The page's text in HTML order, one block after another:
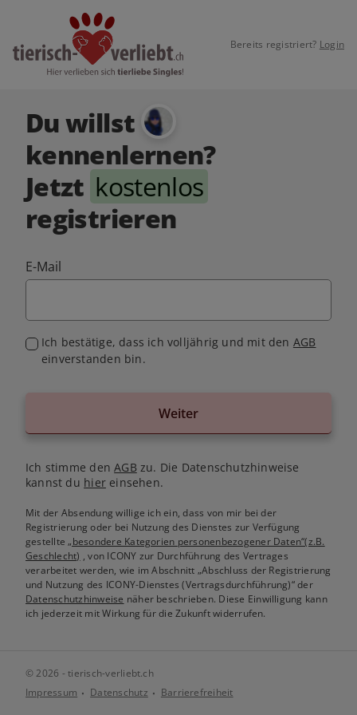
Bereits registriert? Login
Du willst
kennenlernen?
Jetzt kostenlos
registrieren
E-Mail
Ich bestätige, dass ich volljährig und mit den AGB
einverstanden bin.
Weiter
Ich stimme denAGB zu. Die Datenschutzhinweise
kannst du hiereinsehen.
Mit der Absendung willige ich ein, dass von mir bei der
Registrierung oder bei Nutzung des Dienstes zur Verfügung
gestellte„besondere Kategorien personenbezogener Daten“(z.B.
Geschlecht) , von ICONY zur Durchführung des Vertrages
verarbeitet werden, wie im Abschnitt „Abschluss der Registrierung
und Nutzung des ICONY-Dienstes (Vertragsdurchführung)“ der
Datenschutzhinweise näher beschrieben. Diese Einwilligung kann
ich jederzeit mit Wirkung für die Zukunft widerrufen.
© 2026 - tierisch-verliebt.ch
Impressum
Datenschutz Barrierefreiheit